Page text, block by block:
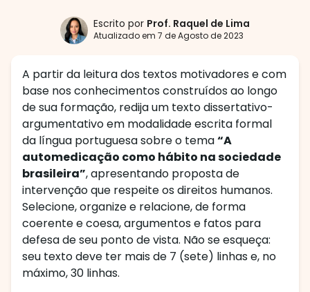
Escrito por Prof. Raquel de Lima
Atualizado em 7 de Agosto de 2023
A partir da leitura dos textos motivadores e com
base nos conhecimentos construídos ao longo
de sua formação, redija um texto dissertativo-
argumentativo em modalidade escrita formal
da língua portuguesa sobre o tema“A
automedicação como hábito na sociedade
brasileira”, apresentando proposta de
intervenção que respeite os direitos humanos.
Selecione, organize e relacione, de forma
coerente e coesa, argumentos e fatos para
defesa de seu ponto de vista. Não se esqueça:
seu texto deve ter mais de 7 (sete) linhas e, no
máximo, 30 linhas.